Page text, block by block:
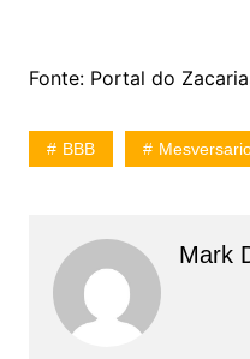
Fonte: Portal do
BBB
Mark